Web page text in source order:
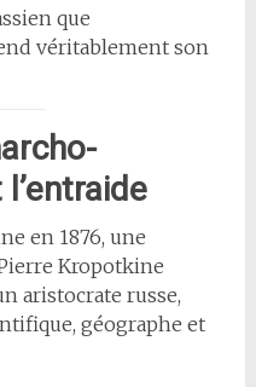
que
véritablement son
en 1876, une
Kropotkine
aristocrate russe,
géographe et